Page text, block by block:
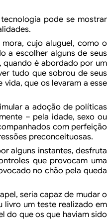
pode se mostrar
cujo aluguel, como o
a escolher alguns de seus
quando é abordado por um
tudo que sobrou deseus
vida, que os levaram a esse
a adoção de políticas
– pela idade, sexo ou
com perfeição
preconceituosas.
alguns instantes, desfruta
que provocam uma
no chão pela queda
seria capaz de mudar o
livro um teste realizado em
do que os que haviam sido